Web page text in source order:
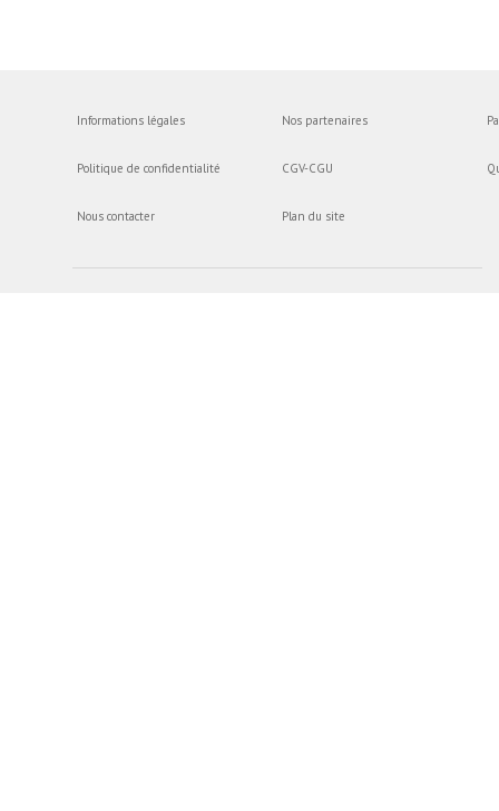
Informations légales
Politique de confidentialité
Nous contacter
Nos partenaires
CGV-CGU
Plan du site